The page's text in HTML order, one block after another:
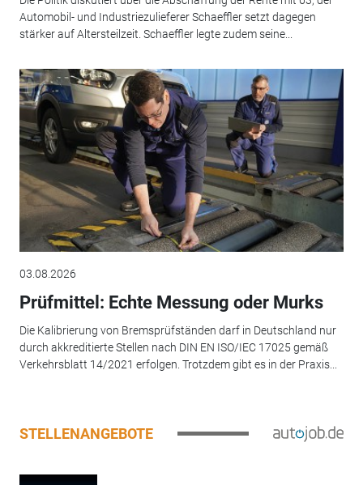
Automobil- und Industriezulieferer Schaeffler setzt dagegen
stärker auf Altersteilzeit. Schaeffler legte zudem seine...
03.08.2026
Prüfmittel: Echte Messung oder Murks
Die Kalibrierung von Bremsprüfständen darf in Deutschland nur
durch akkreditierte Stellen nach DIN EN ISO/IEC 17025 gemäß
Verkehrsblatt 14/2021 erfolgen. Trotzdem gibt es in der Praxis...
STELLENANGEBOTE